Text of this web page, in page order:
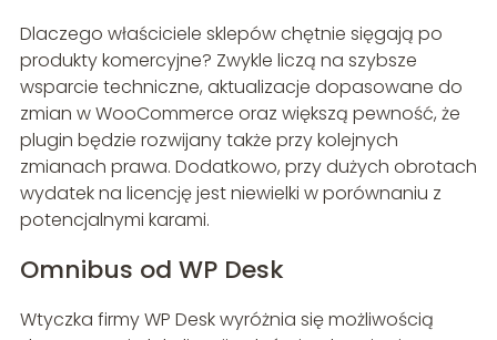
Dlaczego właściciele sklepów chętnie sięgają po
produkty komercyjne? Zwykle liczą na szybsze
wsparcie techniczne, aktualizacje dopasowane do
zmian w WooCommerce oraz większą pewność, że
plugin będzie rozwijany także przy kolejnych
zmianach prawa. Dodatkowo, przy dużych obrotach
wydatek na licencję jest niewielki w porównaniu z
potencjalnymi karami.
Omnibus od WP Desk
Wtyczka firmy WP Desk wyróżnia się możliwością